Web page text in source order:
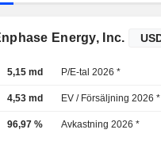
Energy, Inc.
5,15 md P/E-tal 2026 *
4,53 md EV / Försäljning 2026 *
96,97 % Avkastning 2026 *